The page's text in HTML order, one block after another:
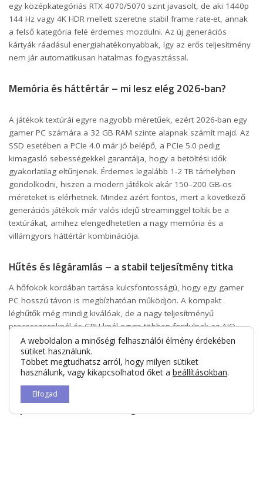
egy középkategóriás RTX 4070/5070 szint javasolt, de aki 1440p
144 Hz vagy 4K HDR mellett szeretne stabil frame rate-et, annak
a felső kategória felé érdemes mozdulni. Az új generációs
kártyák ráadásul energiahatékonyabbak, így az erős teljesítmény
nem jár automatikusan hatalmas fogyasztással.
Memória és háttértár – mi lesz elég 2026-ban?
A játékok textúrái egyre nagyobb méretűek, ezért 2026-ban egy
gamer PC számára a 32 GB RAM szinte alapnak számít majd. Az
SSD esetében a PCIe 4.0 már jó belépő, a PCIe 5.0 pedig
kimagasló sebességekkel garantálja, hogy a betöltési idők
gyakorlatilag eltűnjenek. Érdemes legalább 1-2 TB tárhelyben
gondolkodni, hiszen a modern játékok akár 150–200 GB-os
méreteket is elérhetnek. Mindez azért fontos, mert a következő
generációs játékok már valós idejű streaminggel töltik be a
textúrákat, amihez elengedhetetlen a nagy memória és a
villámgyors háttértár kombinációja.
Hűtés és légáramlás – a stabil teljesítmény titka
A hőfokok kordában tartása kulcsfontosságú, hogy egy gamer
PC hosszú távon is megbízhatóan működjön. A kompakt
léghűtők még mindig kiválóak, de a nagy teljesítményű
processzoroknál és GPU-knál egyre többen fordulnak az AIO
vízhűtések felé. A ház légáramlása legalább ennyire fontos: jól
elhelyezett be- és kifújó ventilátorokkal akár 10–15°C-kal
alacsonyabb hőmérsékleteket érhetsz el, ami jelentősen növeli a
rendszer élettartamát.
Tápellátás és bővíthetőség
A weboldalon a minőségi felhasználói élmény érdekében
sütiket használunk.
Többet megtudhatsz arról, hogy milyen sütiket
használunk, vagy kikapcsolhatod őket a beállításokban.
Elfogad